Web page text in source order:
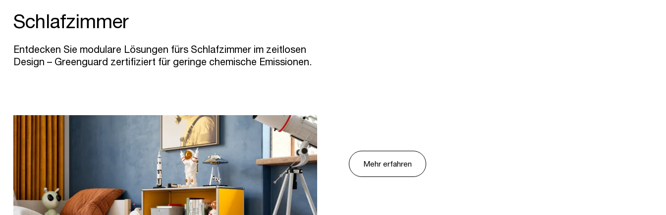
Schlafzimmer
Entdecken Sie modulare Lösungen fürs Schlafzimmer im zeitlosen
Design – Greenguard zertifiziert für geringe chemische Emissionen.
Mehr erfahren